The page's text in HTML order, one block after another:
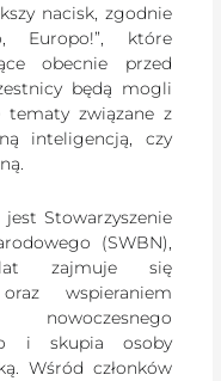
nacisk, zgodnie
Europo!”, które
obecnie przed
będą mogli
tematy związane z
inteligencją, czy
Stowarzyszenie
(SWBN),
zajmuje się
wspieraniem
i skupia osoby
Wśród członków